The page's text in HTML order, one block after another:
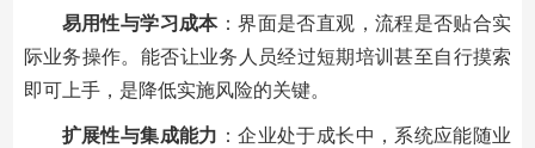
易用性与学习成本：界面是否直观，流程是否贴合实
际业务操作。能否让业务人员经过短期培训甚至自行摸索
即可上手，是降低实施风险的关键。
扩展性与集成能力 ：企业处于成长中，系统应能随业